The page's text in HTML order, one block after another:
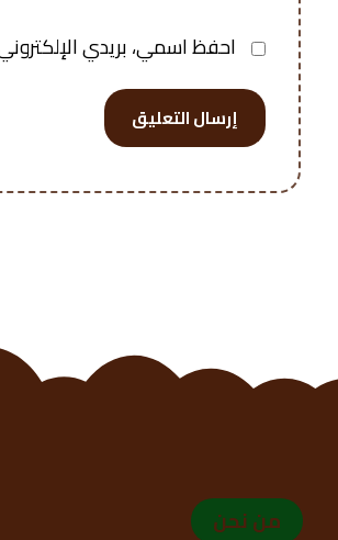
احفظ اسمي، بريدي
إرسال التعليق
من نحن